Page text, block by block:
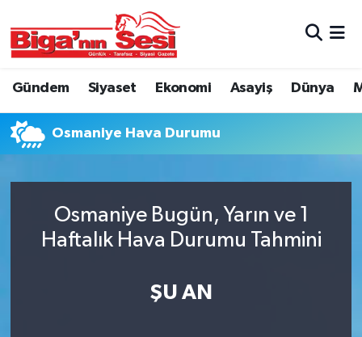
Gündem Siyaset Ekonomi Asayiş Dünya
Osmaniye Hava Durumu
Osmaniye Bugün, Yarın ve 1
Haftalık Hava Durumu Tahmini
ŞU AN
Asayiş
Belde ve Köyler
Belediye
Dünya
Çanakkale Hava Durumu
Süper Lig Puan Durumu ve Fikstür
Tüm Manşetler
Son Dakika Haberleri